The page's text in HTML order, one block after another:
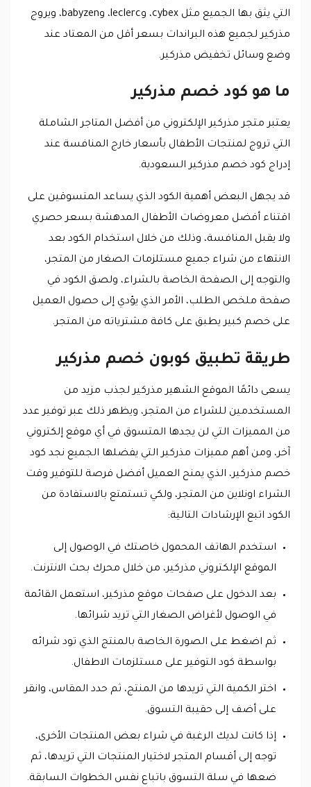
التي يثق بها الجميع مثل cybex، وleclerc، وbabyzen، ويروج
مذركير لجميع هذه البراندات بسعر أقل من المعتاد عند
وضع وسائل تخفيض مذركير.
ما هو كود خصم مذركير
يعتبر متجر مذركير الإلكتروني من أفضل المتاجر الشاملة
التي تروج لمنتجات الأطفال بأسعار خارج المنافسة عند
إدراج كود خصم مذركير السعودية.
قد يجهل البعض أهمية الكود الذي يساعد المتسوقين على
اقتناء أفضل معروضات الأطفال المدهشة بسعر حصري
ولا يقبل المنافسة، وذلك من خلال استخدام الكود بعد
الانتهاء من شراء جميع مستلزمات الصغار من المتجر،
والتوجه إلى الصفحة الخاصة بالشراء، ولصق الكود في
صفحة ملخص الطلب، الأمر الذي يؤدي إلى حصول العميل
على خصم كبير يطبق على كافة مشترياته من المتجر.
طريقة تطبيق كوبون خصم مذركير
يسعى دائمًا الموقع الشهير مذركير لجذب مزيد من
المستخدمين للشراء من المتجر، ويظهر ذلك عبر توفير عدد
من المميزات التي لن يجدها المتسوق في أي موقع إلكتروني
آخر، ومن أهم مميزات مذركير التي يفضلها الجميع نجد كود
خصم مذركير، الذي يمنح العميل أفضل فرصة للتوفير وقت
الشراء اونلاين من المتجر، ولكي تستمتع بالاستفادة من
الكود اتبع الإرشادات التالية:
استخدم الهاتف المحمول خاصتك في الوصول إلى
الموقع الإلكتروني مذركير، من خلال محرك بحث الانترنت.
بعد الدخول على صفحات موقع مذركير، استعمل القائمة
في الوصول لأغراض الصغار التي تريد شرائها.
ثم اضغط على الصورة الخاصة بالمنتج الذي تود شرائه
بواسطة كود التوفير على مستلزمات الاطفال.
اختر الكمية التي تريدها من المنتج، ثم حدد المقاس، وانقر
على أضف إلى حقيبة التسوق.
إذا كانت لديك الرغبة في شراء بعض المنتجات الأخرى،
توجه إلى أقسام المتجر لاختيار المنتجات التي تريدها، ثم
ضعها في سلة التسوق باتباع نفس الخطوات السابقة.